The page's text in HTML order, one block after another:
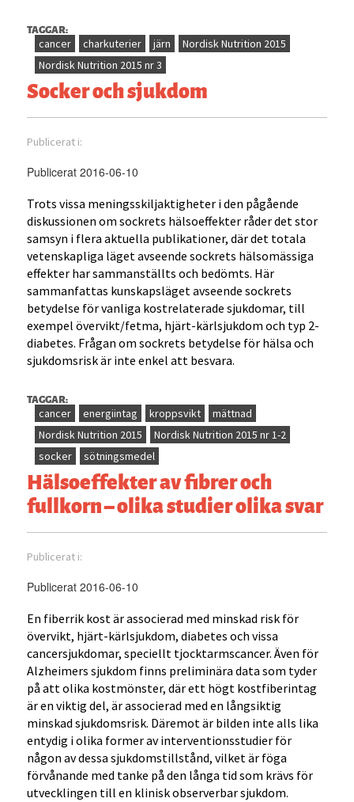
TAGGAR:
cancer charkuterier järn
Nordisk Nutrition 2015
Nordisk Nutrition 2015 nr 3
Socker och sjukdom
Publicerat i:
Publicerat 2016-06-10
Trots vissa meningsskiljaktigheter i den pågående
diskussionen om sockrets hälsoeffekter råder det stor
samsyn i flera aktuella publikationer, där det totala
vetenskapliga läget avseende sockrets hälsomässiga
effekter har sammanställts och bedömts. Här
sammanfattas kunskapsläget avseende sockrets
betydelse för vanliga kostrelaterade sjukdomar, till
exempel övervikt/fetma, hjärt-kärlsjukdom och typ 2-
diabetes. Frågan om sockrets betydelse för hälsa och
sjukdomsrisk är inte enkel att besvara.
TAGGAR:
cancer energiintag kroppsvikt
mättnad
Nordisk Nutrition 2015
Nordisk Nutrition 2015 nr 1-2
socker
sötningsmedel
Hälsoeffekter av fibrer och
fullkorn – olika studier olika svar
Publicerat i:
Publicerat 2016-06-10
En fiberrik kost är associerad med minskad risk för
övervikt, hjärt-kärlsjukdom, diabetes och vissa
cancersjukdomar, speciellt tjocktarmscancer. Även för
Alzheimers sjukdom finns preliminära data som tyder
på att olika kostmönster, där ett högt kostfiberintag
är en viktig del, är associerad med en långsiktig
minskad sjukdomsrisk. Däremot är bilden inte alls lika
entydig i olika former av interventionsstudier för
någon av dessa sjukdomstillstånd, vilket är föga
förvånande med tanke på den långa tid som krävs för
utvecklingen till en klinisk observerbar sjukdom.